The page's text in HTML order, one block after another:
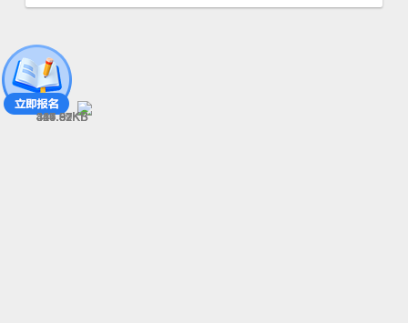
329.87KB
416.97KB
344.82KB
441.51KB
367.09KB